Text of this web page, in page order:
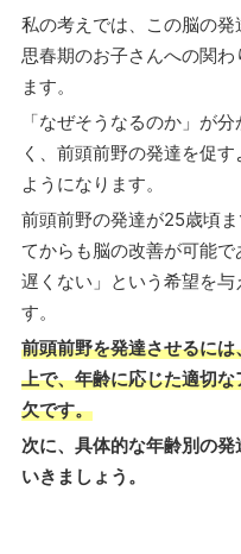
私の考えでは、この脳の発
思春期のお子さんへの関
ます。
「なぜそうなるのか」が
く、前頭前野の発達を促
ようになります。
前頭前野の発達が25歳頃
てからも脳の改善が可能
遅くない」という希望を
す。
前頭前野を発達させるに
上で、年齢に応じた適切
欠です。
次に、具体的な年齢別の
いきましょう。